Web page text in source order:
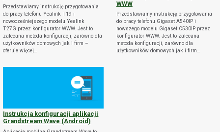
Przedstawiamy instrukcję przygotowania
do pracy telefonu Yealink T19 i
nowocześniejszego modelu Yealink
T27G przez konfigurator WWW. Jest to
zalecana metoda konfiguracji, zarówno dla
użytkowników domowych jak i firm –
oferuje więcej…
WWW
Przedstawiamy instrukcję przygotowania
do pracy telefonu Gigaset A540IP i
nowszego modelu Gigaset C530IP przez
konfigurator WWW. Jest to zalecana
metoda konfiguracji, zarówno dla
użytkowników domowych jak i firm…
Instrukcja konfiguracji aplikacji
Grandstream Wave (Android)